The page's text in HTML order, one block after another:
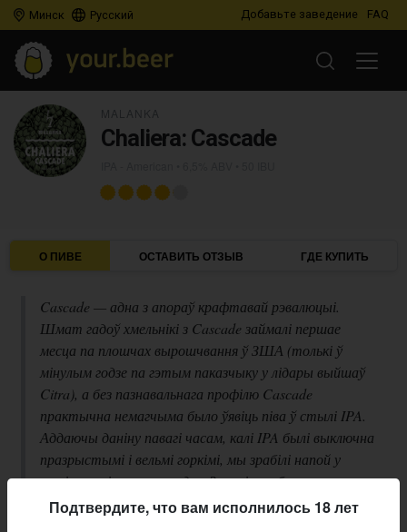
Минск Русский Добавьте заведение FAQ
Chaliera: Cascade
О ПИВЕ ОСТАВИТЬ ОТЗЫВ ГДЕ КУПИТЬ
Cascade — адна з апораў крафтавай рэвалюцыі.
Шмат гадоў хмельнікі з Cascade займалі першае
месца па плошчах вырошчвання ў ЗША (толькі ў
мінулым годзе па гэтым паказчыку у лідары выйшаў
Citra), а без пазнавальнага профілю Cascade
практычна немагчыма было ўявіць піва ў стылі IPA.
Аддаючы даніну павагі часам, калі IPA былі выключна
празрыстымі і вельмі горкімі, мы зрабілі напой у
такім класічным выглядзе. Залаціста-бурштынавы
колер, чысты хмелевы пах з адценнямі грэйпфрута і
Подтвердите, что вам исполнилось 18 лет